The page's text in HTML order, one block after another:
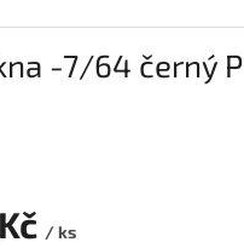
-7/64 černý P
/ ks